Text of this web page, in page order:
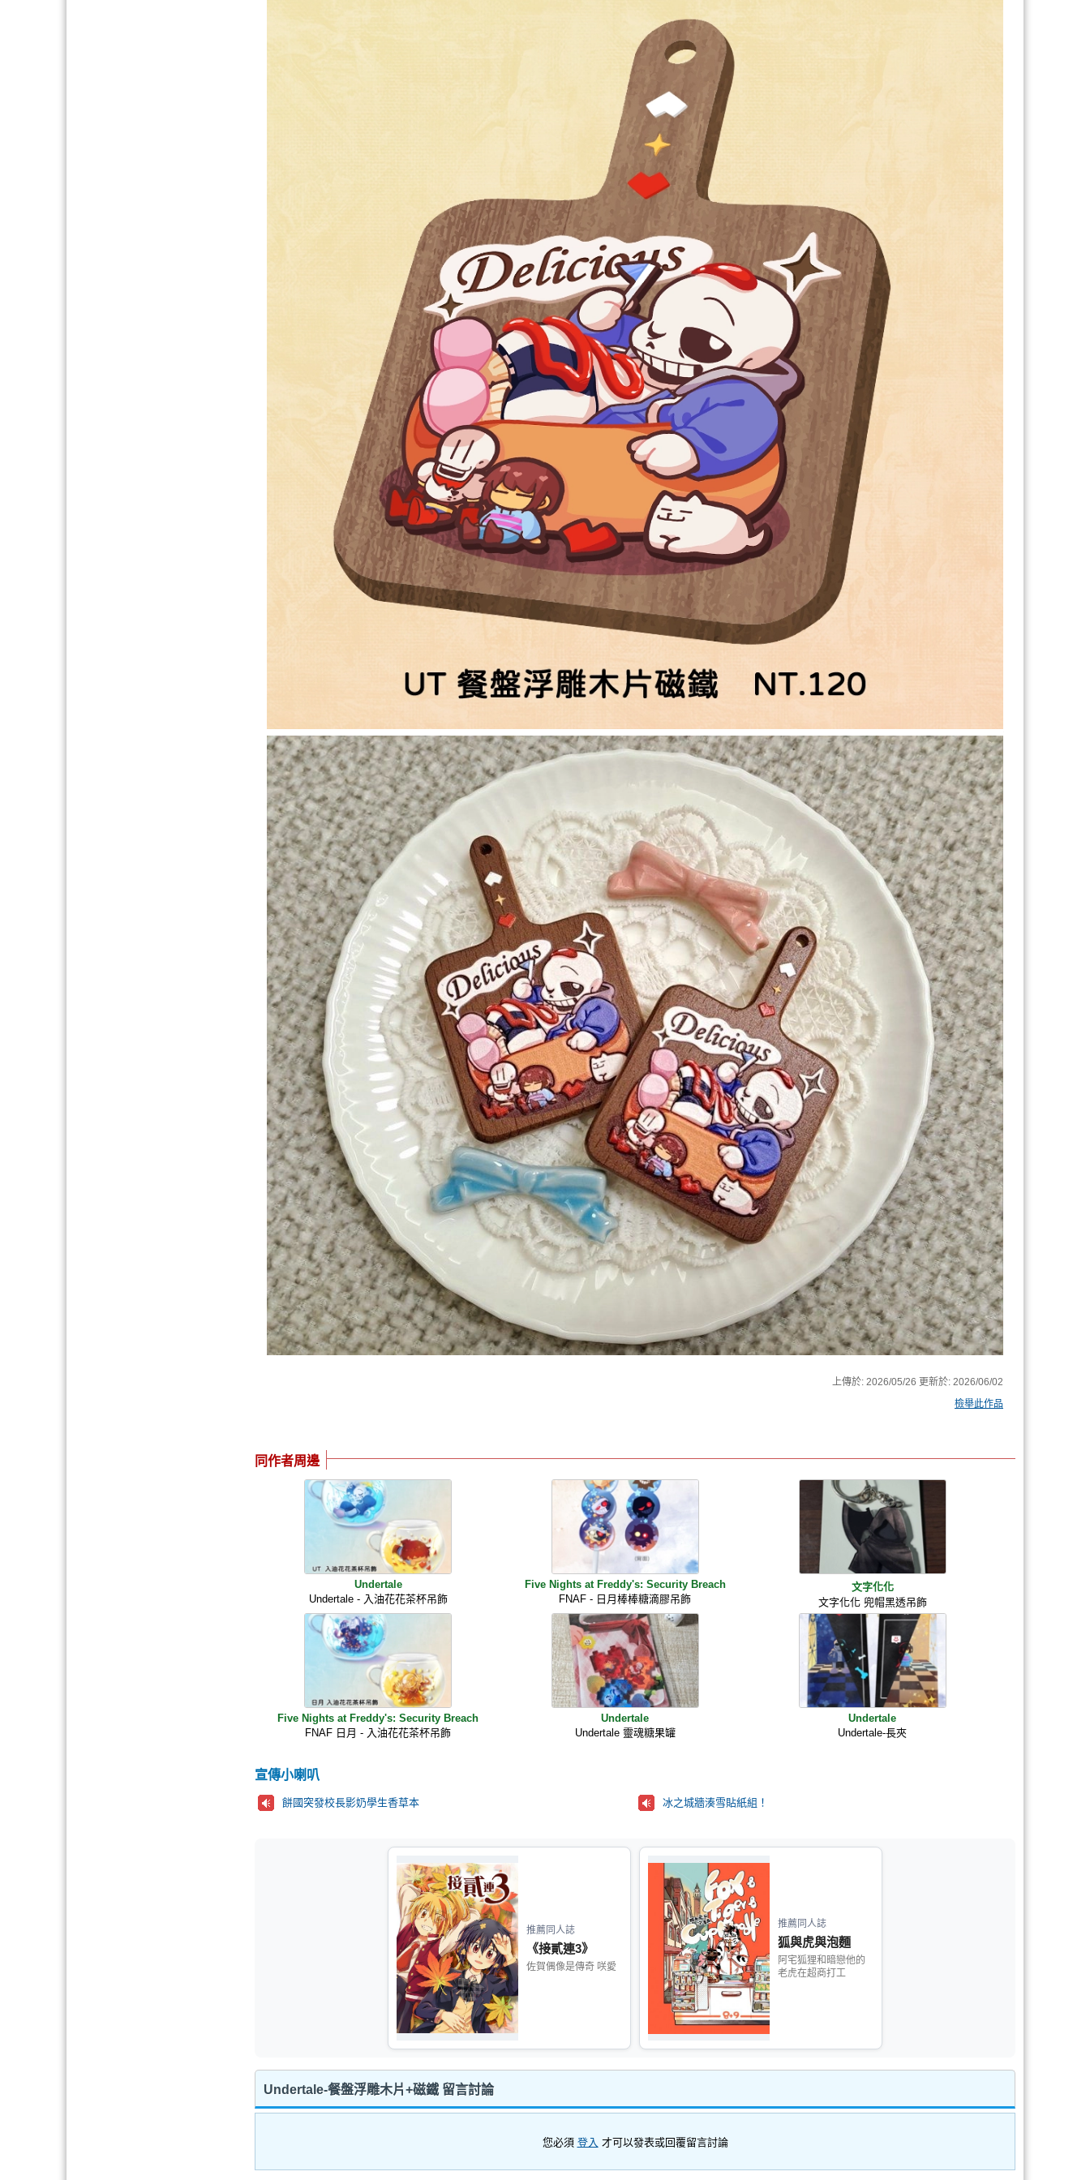
上傳於: 2026/05/26 更新於: 2026/06/02
檢舉此作品
同作者周邊
Undertale
Undertale - 入油花花茶杯吊飾
Five Nights at Freddy's: Security Breach
FNAF - 日月棒棒糖滴膠吊飾
文字化化
文字化化 兜帽黑透吊飾
Five Nights at Freddy's: Security Breach
FNAF 日月 - 入油花花茶杯吊飾
Undertale
Undertale 靈魂糖果罐
Undertale
Undertale-長夾
宣傳小喇叭
餅國突發校長影奶學生香草本 冰之城牆湊雪貼紙組！
推薦同人誌
《接貳連3》
佐賀偶像是傳奇 咲愛
推薦同人誌
狐與虎與泡麵
阿宅狐狸和暗戀他的
老虎在超商打工
Undertale-餐盤浮雕木片+磁鐵 留言討論
您必須 登入 才可以發表或回覆留言討論